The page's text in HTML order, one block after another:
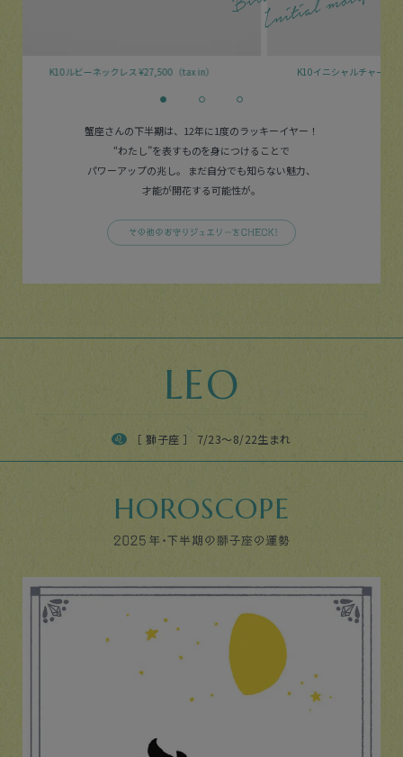
K10イニシャルチャーム（S） ¥31,900（tax in） K10ムー
蟹座さんの下半期は、12年に1度のラッキーイヤー！
“わたし”を表すものを身につけることで
パワーアップの兆し。
まだ自分でも知らない魅力、
才能が開花する可能性が。
LEO
［ 獅子座 ］ 7/23〜8/22生まれ
HOROSCOPE